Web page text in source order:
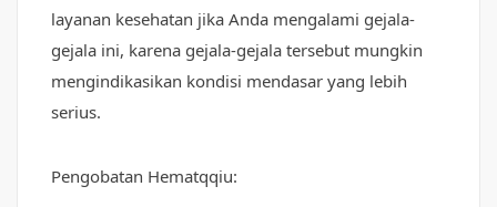
layanan kesehatan jika Anda mengalami gejala-
gejala ini, karena gejala-gejala tersebut mungkin
mengindikasikan kondisi mendasar yang lebih
serius.
Pengobatan Hematqqiu: